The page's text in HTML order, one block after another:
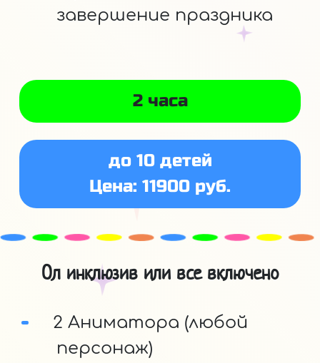
завершение праздника
2 часа
до 10 детей
Цена: 11900 руб.
Ол инклюзив или все включено
2 Аниматора (любой
персонаж)